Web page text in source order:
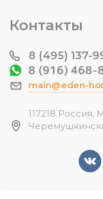
Контакты
8 (495) 137-
8 (916) 468-
main@eden-
117218 Россия,